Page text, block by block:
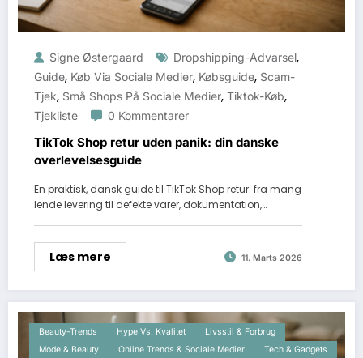
Signe Østergaard Dropshipping-Advarsel,
Guide, Køb Via Sociale Medier, Købsguide, Scam-
Tjek, Små Shops På Sociale Medier, Tiktok-Køb,
Tjekliste 0 Kommentarer
TikTok Shop retur uden panik: din danske
overlevelsesguide
En praktisk, dansk guide til TikTok Shop retur: fra mang
lende levering til defekte varer, dokumentation,…
Læs mere 11. Marts 2026
Beauty-Trends Hype Vs. Kvalitet
Livsstil & Forbrug
Mode & Beauty
Online Trends & Sociale Medier
Tech & Gadgets